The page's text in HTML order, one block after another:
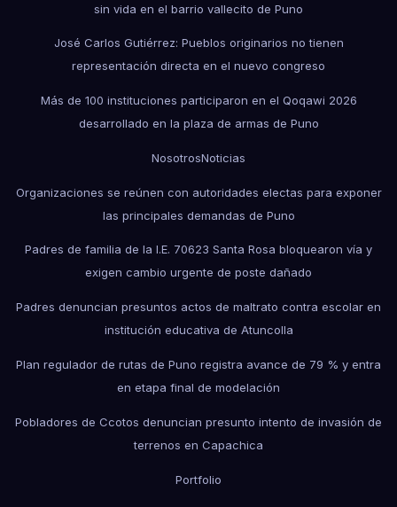
sin vida en el barrio vallecito de Puno
José Carlos Gutiérrez: Pueblos originarios no tienen
representación directa en el nuevo congreso
Más de 100 instituciones participaron en el Qoqawi 2026
desarrollado en la plaza de armas de Puno
NosotrosNoticias
Organizaciones se reúnen con autoridades electas para exponer
las principales demandas de Puno
Padres de familia de la I.E. 70623 Santa Rosa bloquearon vía y
exigen cambio urgente de poste dañado
Padres denuncian presuntos actos de maltrato contra escolar en
institución educativa de Atuncolla
Plan regulador de rutas de Puno registra avance de 79 % y entra
en etapa final de modelación
Pobladores de Ccotos denuncian presunto intento de invasión de
terrenos en Capachica
Portfolio